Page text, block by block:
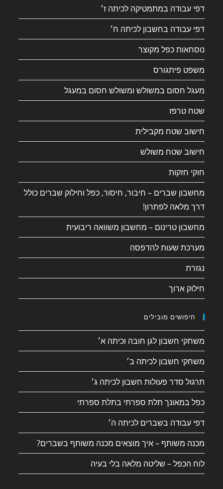
דפי עבודה במתמטיקה לכיתה ז׳
דפי עבודה בחשבון לכיתה ח׳
נוסחאות כפל מקוצר
משפט פיתגורס
מעגל חסום במשולש ומשולש חסום במעגל
שטח טרפז
חישוב שטח מקבילית
חישוב שטח משולש
חוקי חזקות
מחשבון שברים – חיבור, חיסור, כפל וחילוק שברים כולל
דרך מלאה לפתרון!
מחשבון טרינום – מחשבון משוואה ריבועית
מערכת שעות להדפסה
נגזרת
חילוק ארוך
חיפושים מובילים
משחקי חשבון לגן חובה וכיתה א׳
משחקי חשבון לכיתה ב׳
תרגול סדר פעולות חשבון לכיתה ג׳
כפל במאונך תלת ספרתי בתלת ספרתי
דפי עבודה בשברים לכיתה ה׳
מכנה משותף – איך מוצאים מכנה משותף בשברים?
לוח הכפל – שליטה מלאה בלי בעיה